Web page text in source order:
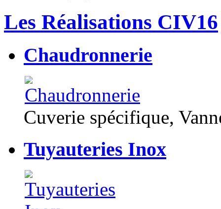
Les Réalisations CIV16
Chaudronnerie
Cuverie spécifique,
Tuyauteries Inox